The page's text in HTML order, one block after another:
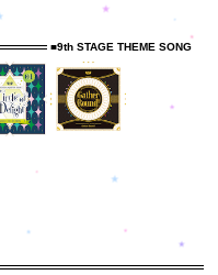
■9th STAGE THEME SONG